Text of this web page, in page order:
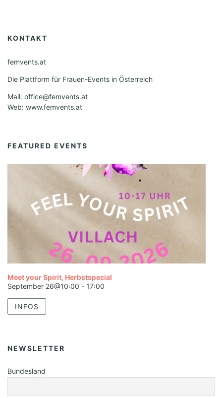
KONTAKT
femvents.at
Die Plattform für Frauen-Events in Österreich
Mail: office@femvents.at
Web: www.femvents.at
FEATURED EVENTS
Meet your Spirit, Herbstspecial
September 26@10:00 - 17:00
INFOS
NEWSLETTER
Bundesland